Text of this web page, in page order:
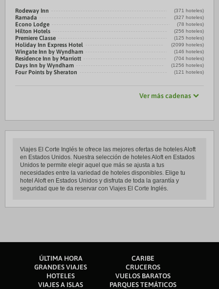
Rodeway Inn (371 hoteles)
Ramada (327 hoteles)
Econo Lodge (78 hoteles)
Hilton Hotels (256 hoteles)
Premiere Classe (125 hoteles)
Holiday Inn Express Hotel (2099 hoteles)
Wingate Inn by Wyndham (146 hoteles)
Residence Inn by Marriott (704 hoteles)
Days Inn by Wyndham (1256 hoteles)
Four Points by Sheraton (121 hoteles)
Ver más cadenas
Viajes El Corte Inglés te ofrece las mejores ofertas de hoteles Aloft
en Estados Unidos. Nuestra selección de hoteles Aloft en Estados
Unidos te permite elegir aquel que más se ajusta a tus
necesidades entre la variedad de hoteles disponibles. Elige tu
hotel Aloft en Estados Unidos y disfruta de toda la garantía y
seguridad que te da reservar con Viajes El Corte Inglés.
ÚLTIMA HORA
CARIBE
GRANDES VIAJES
CRUCEROS
HOTELES
VUELOS BARATOS
VIAJES A ISLAS
PARQUES TEMÁTICOS